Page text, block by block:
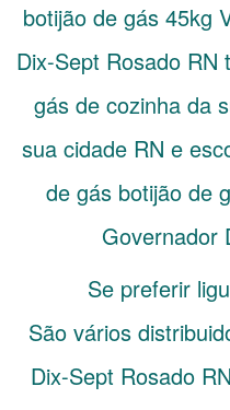
botijão de gás 45kg
Dix-Sept Rosado RN
gás de cozinha da
sua cidade RN e
de gás botijão de
Governador
Se preferir
São vários
Dix-Sept Rosado RN